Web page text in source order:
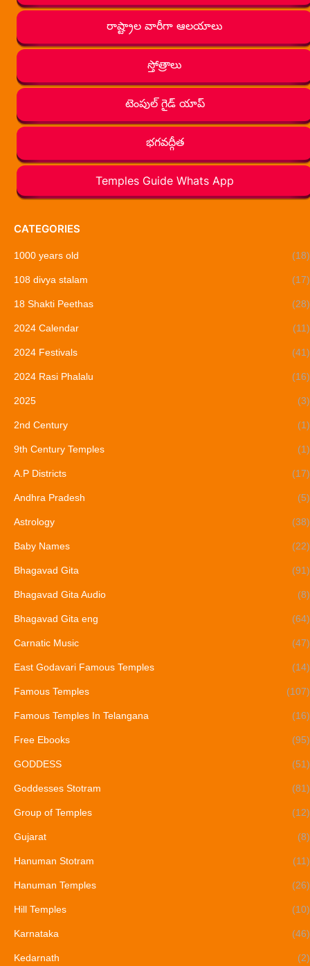
రాష్ట్రాల వారీగా ఆలయాలు
స్తోత్రాలు
టెంపుల్ గైడ్ యాప్
భగవద్గీత
Temples Guide Whats App
CATEGORIES
1000 years old (18)
108 divya stalam (17)
18 Shakti Peethas (28)
2024 Calendar (11)
2024 Festivals (41)
2024 Rasi Phalalu (16)
2025 (3)
2nd Century (1)
9th Century Temples (1)
A.P Districts (17)
Andhra Pradesh (5)
Astrology (38)
Baby Names (22)
Bhagavad Gita (91)
Bhagavad Gita Audio (8)
Bhagavad Gita eng (64)
Carnatic Music (47)
East Godavari Famous Temples (14)
Famous Temples (107)
Famous Temples In Telangana (16)
Free Ebooks (95)
GODDESS (51)
Goddesses Stotram (81)
Group of Temples (12)
Gujarat (8)
Hanuman Stotram (11)
Hanuman Temples (26)
Hill Temples (10)
Karnataka (46)
Kedarnath (2)